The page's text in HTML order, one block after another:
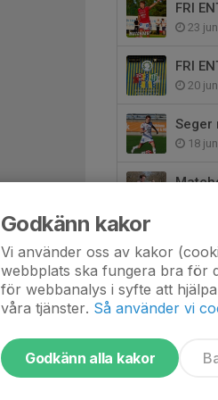
FRI
23
FRI
20
Seger
18
16
Godkänn kakor
Vi använder oss av kakor
webbplats ska fungera bra för
för webbanalys i syfte att
våra tjänster. Så använder vi
Godkänn alla kakor